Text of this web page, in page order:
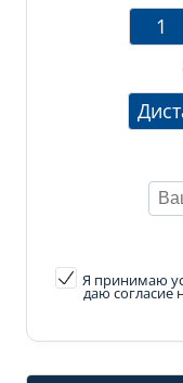
1
Я принимаю
даю согласие